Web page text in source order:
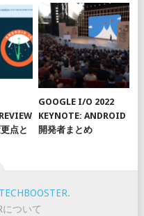
点と
GOOGLE I/O 2022
KEYNOTE: ANDROID
開発者まとめ
TECHBOOSTER.
について